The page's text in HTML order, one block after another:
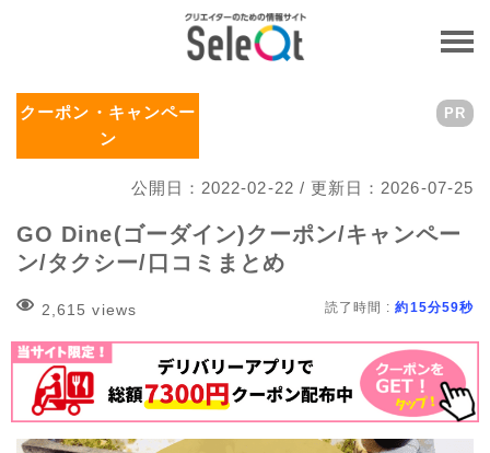
クーポン・キャンペー
ン
公開日：2022-02-22 / 更新日：2026-07-25
PR
GO Dine(ゴーダイン)クーポン/キャンペー
ン/タクシー/口コミまとめ
2,615 views 読了時間 :約15分59秒